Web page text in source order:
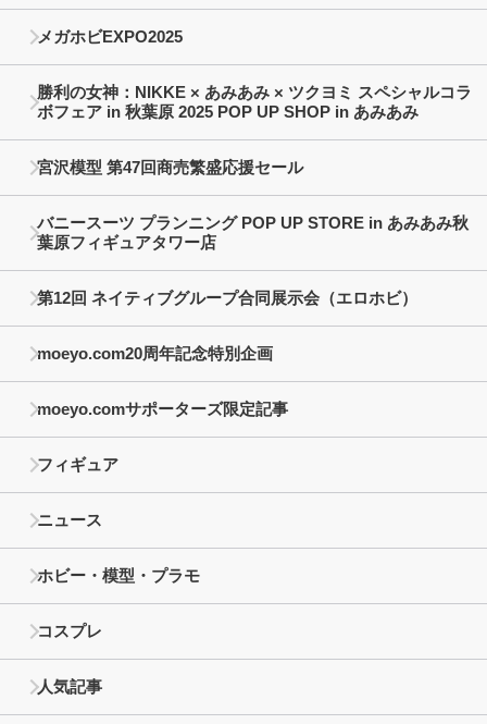
メガホビEXPO2025
勝利の女神：NIKKE × あみあみ × ツクヨミ スペシャルコラ
ボフェア in 秋葉原 2025 POP UP SHOP in あみあみ
宮沢模型 第47回商売繁盛応援セール
バニースーツ プランニング POP UP STORE in あみあみ秋
葉原フィギュアタワー店
第12回 ネイティブグループ合同展示会（エロホビ）
moeyo.com20周年記念特別企画
moeyo.comサポーターズ限定記事
フィギュア
ニュース
ホビー・模型・プラモ
コスプレ
人気記事